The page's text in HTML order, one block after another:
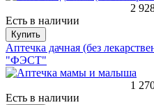
2
Есть в наличии
Купить
Аптечка дачная (без
"ФЭСТ"
1
Есть в наличии